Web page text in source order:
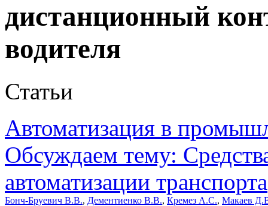
дистанционный
водителя
Статьи
Автоматизация в
Обсуждаем тему:
автоматизации транспорта
Бонч-Бруевич В.В., Дементиенко В.В., Кремез А.С., Макаев